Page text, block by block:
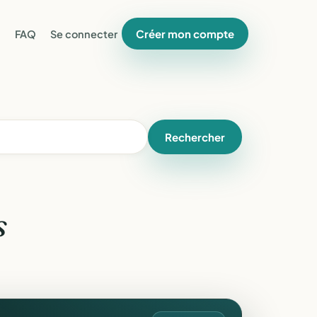
FAQ Se connecter Créer mon compte
Rechercher